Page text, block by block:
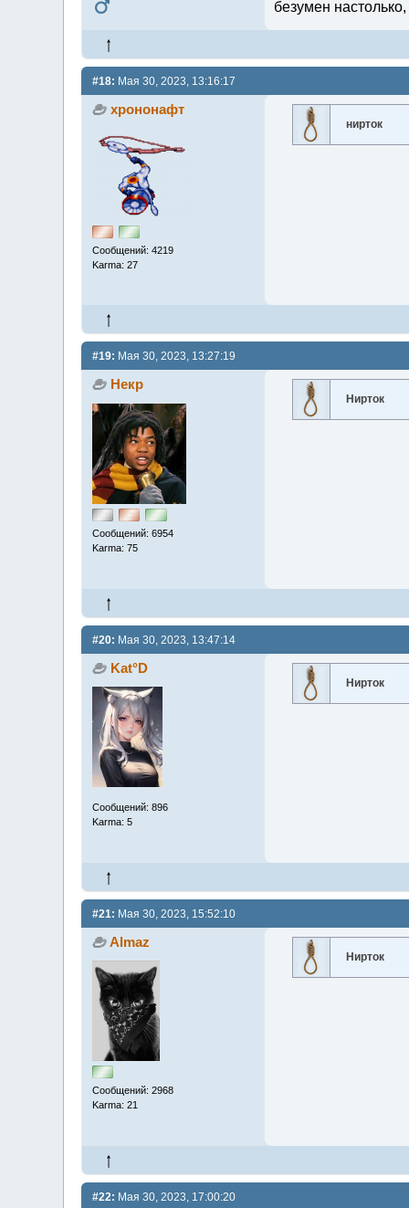
безумен
#18: Мая 30, 2023, 13:16:17
хрононафт
Сообщений: 4219
Karma: 27
нирток
#19: Мая 30, 2023, 13:27:19
Некр
Сообщений: 6954
Karma: 75
Нирток
#20: Мая 30, 2023, 13:47:14
Kat°D
Сообщений: 896
Karma: 5
Нирток
#21: Мая 30, 2023, 15:52:10
Almaz
Сообщений: 2968
Karma: 21
Нирток
#22: Мая 30, 2023, 17:00:20